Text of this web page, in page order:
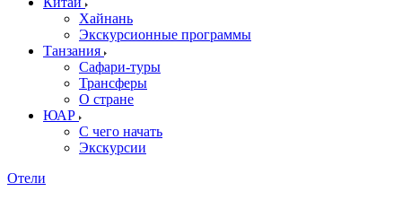
Хайнань
Экскурсионные программы
Танзания
Сафари-туры
Трансферы
О стране
ЮАР
С чего начать
Экскурсии
Отели